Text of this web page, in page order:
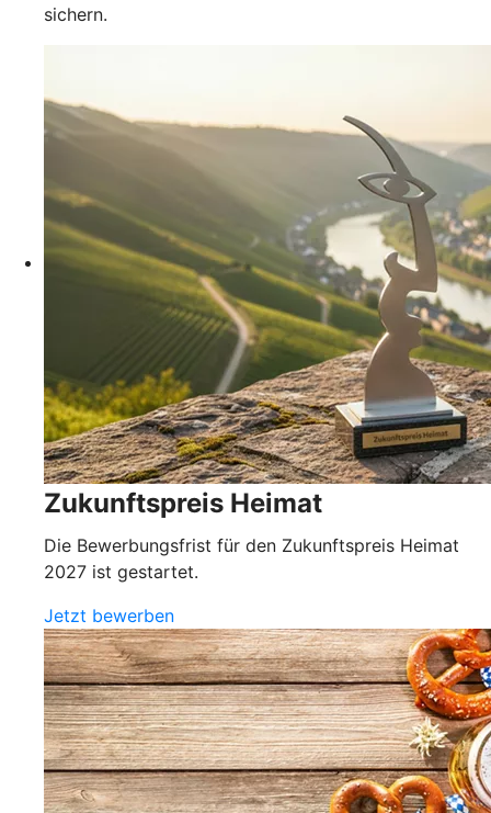
sichern.
Zukunftspreis Heimat
Die Bewerbungsfrist für den Zukunftspreis Heimat
2027 ist gestartet.
Jetzt bewerben